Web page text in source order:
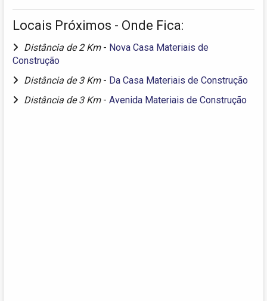
Locais Próximos - Onde Fica:
Distância de 2 Km - Nova Casa Materiais de
Construção
Distância de 3 Km - Da Casa Materiais de Construção
Distância de 3 Km - Avenida Materiais de Construção